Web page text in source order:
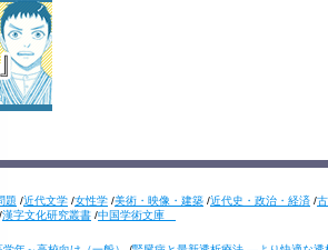
題 /近代文学 /女性学 /美術・映像・建築 /近代史・政治・経済 /
/漢字文化研究叢書 /中国学術文庫